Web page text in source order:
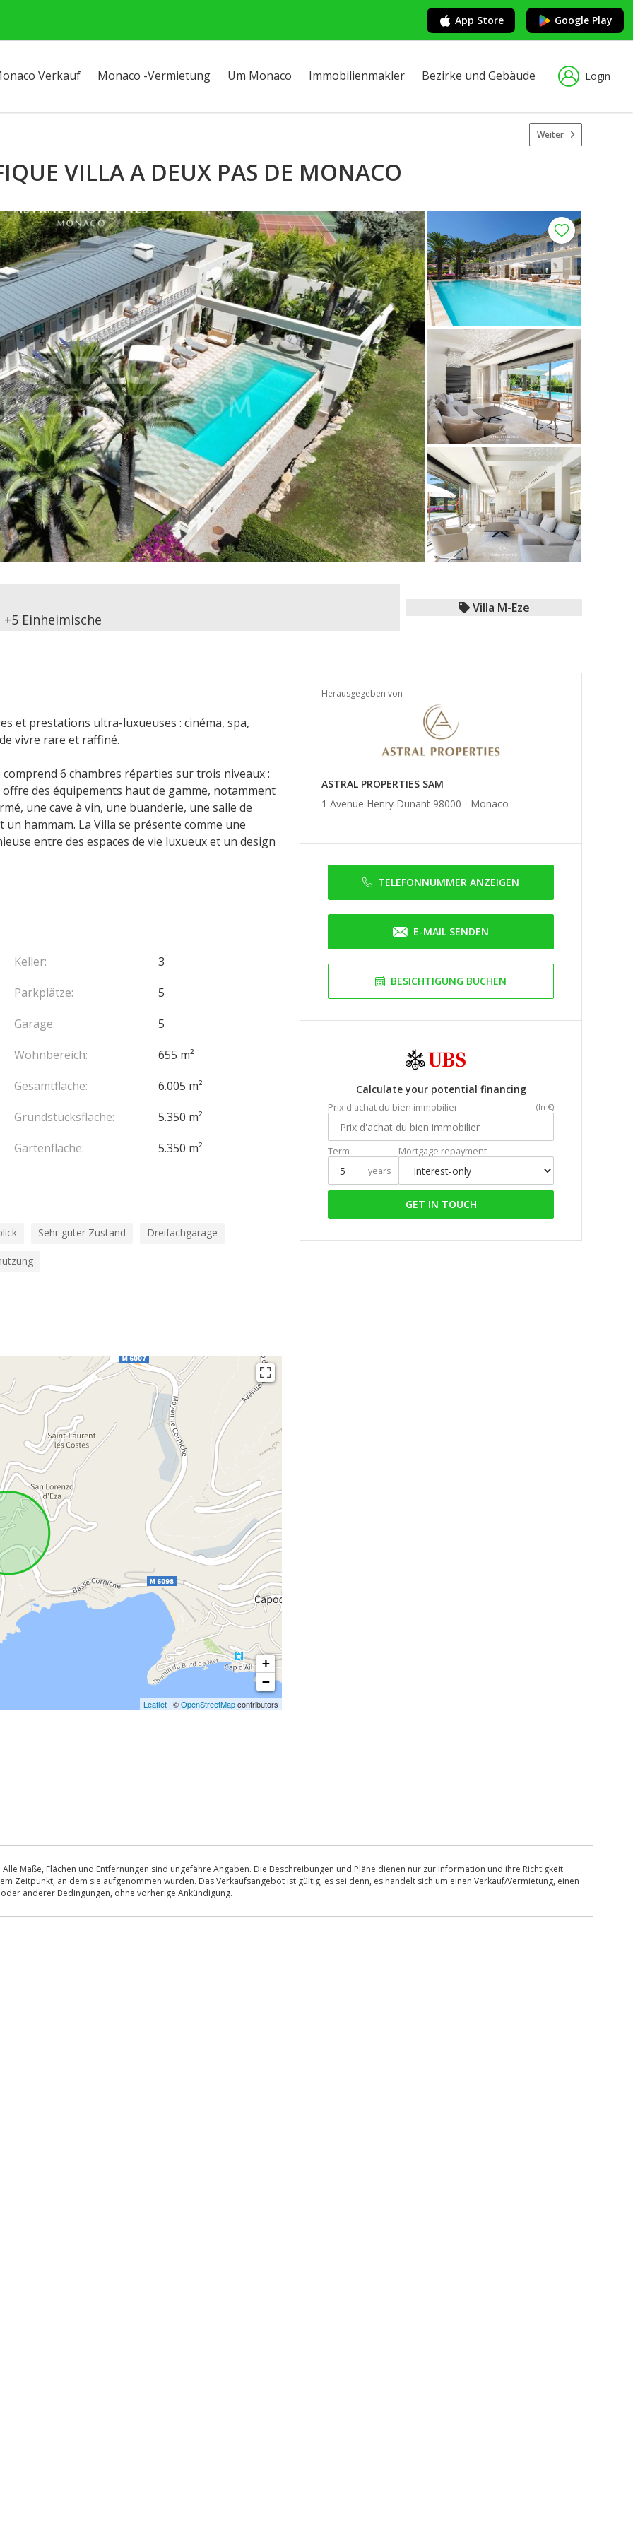
App Store Google Play
Verkauf Monaco -Vermietung Um Monaco Immobilienmakler Bezirke und Gebäude Login
Weiter
VILLA A DEUX PAS DE MONACO
+5 Einheimische
Villa M-Eze
Herausgegeben von
ASTRAL PROPERTIES SAM
1 Avenue Henry Dunant 98000 - Monaco
TELEFONNUMMER ANZEIGEN
E-MAIL SENDEN
BESICHTIGUNG BUCHEN
Calculate your potential financing
Prix d'achat du bien immobilier (In €)
Term
years
Mortgage repayment
GET IN TOUCH
et prestations ultra-luxueuses : cinéma, spa,
vivre rare et raffiné.
6 chambres réparties sur trois niveaux :
des équipements haut de gamme, notamment
une cave à vin, une buanderie, une salle de
hammam. La Villa se présente comme une
entre des espaces de vie luxueux et un design
luxueux, cette propriété définit un style de
techniques, etc.).
et une douche avec toilettes à la japonaise.
et vue sur la mer.
Keller:
3
Parkplätze:
5
Garage:
5
Wohnbereich:
655 m²
Gesamtfläche:
6.005 m²
Grundstücksfläche:
5.350 m²
Gartenfläche:
5.350 m²
Sehr guter Zustand Dreifachgarage
+
−
Leaflet | ©OpenStreetMapcontributors
Maße, Flächen und Entfernungen sind ungefähre Angaben. Die Beschreibungen und Pläne dienen nur zur Information und ihre Richtigkeit
Zeitpunkt, an dem sie aufgenommen wurden. Das Verkaufsangebot ist gültig, es sei denn, es handelt sich um einen Verkauf/Vermietung, einen
anderer Bedingungen, ohne vorherige Ankündigung.